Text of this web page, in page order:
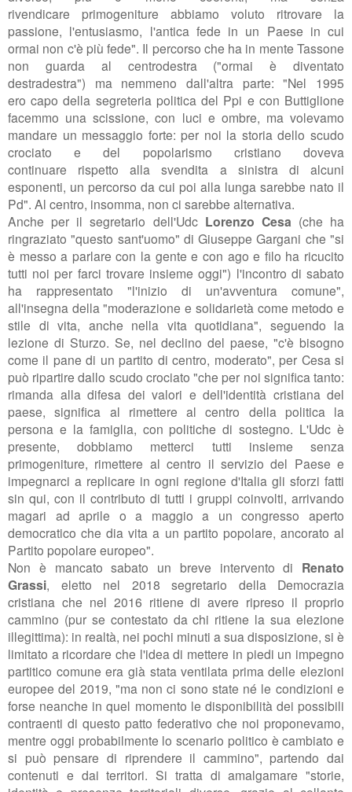
rivendicare primogeniture abbiamo voluto ritrovare la
passione, l'entusiasmo, l'antica fede in un Paese in cui
ormai non c'è più fede". Il percorso che ha in mente Tassone
non guarda al centrodestra ("ormai è diventato
destradestra") ma nemmeno dall'altra parte: "Nel 1995
erocapo della segreteria politica del Ppi e con Buttiglione
facemmo una scissione, con luci e ombre, ma volevamo
mandare un messaggio forte: per noi la storiadello scudo
crociato e del popolarismo cristiano doveva
continuare rispetto alla svendita a sinistra di alcuni
esponenti, un percorso da cui poi alla lunga sarebbe nato il
Pd". Al centro, insomma, non ci sarebbe alternativa.
Anche per il segretario dell'Udc Lorenzo Cesa (che ha
ringraziato "questo sant'uomo" di Giuseppe Gargani che "si
è messo a parlare con la gente e con ago e filo ha ricucito
tutti noi per farci trovare insieme oggi") l'incontro di sabato
ha rappresentato "l'inizio di un'avventura comune",
all'insegna della "moderazione e solidarietà come metodo e
stile di vita, anche nella vita quotidiana", seguendo la
lezione di Sturzo. Se, nel declino del paese, "c'è bisogno
come il pane di un partito di centro, moderato", per Cesa si
può ripartire dallo scudo crociato "che per noi significa tanto:
rimanda alla difesa dei valori e dell'identità cristiana del
paese, significa al rimettere al centro della politica la
persona e la famiglia, con politiche di sostegno. L'Udc è
presente, dobbiamo metterci tutti insieme senza
primogeniture, rimettere al centro il servizio del Paese e
impegnarci a replicare in ogni regione d'Italia gli sforzi fatti
sin qui, con il contributo di tutti i gruppi coinvolti, arrivando
magari adaprile o a maggio a un congresso aperto
democratico che dia vita a un partito popolare, ancorato al
Partito popolare europeo".
Non è mancato sabato un breve intervento di Renato
Grassi, eletto nel 2018 segretario della Democrazia
cristiana che nel 2016 ritiene di avere ripreso il proprio
cammino (pur se contestato da chi ritiene la sua elezione
illegittima): in realtà, nei pochi minuti a sua disposizione, si è
limitato a ricordare che l'idea di mettere in piedi un impegno
partitico comune era già stata ventilata prima delle elezioni
europee del 2019, "ma non ci sono state né le condizioni e
forse neanche in quel momento le disponibilità dei possibili
contraenti di questo patto federativo che noi proponevamo,
mentre oggi probabilmente lo scenario politico è cambiato e
si può pensare di riprendere il cammino", partendo dai
contenuti e dai territori. Si tratta di amalgamare "storie,